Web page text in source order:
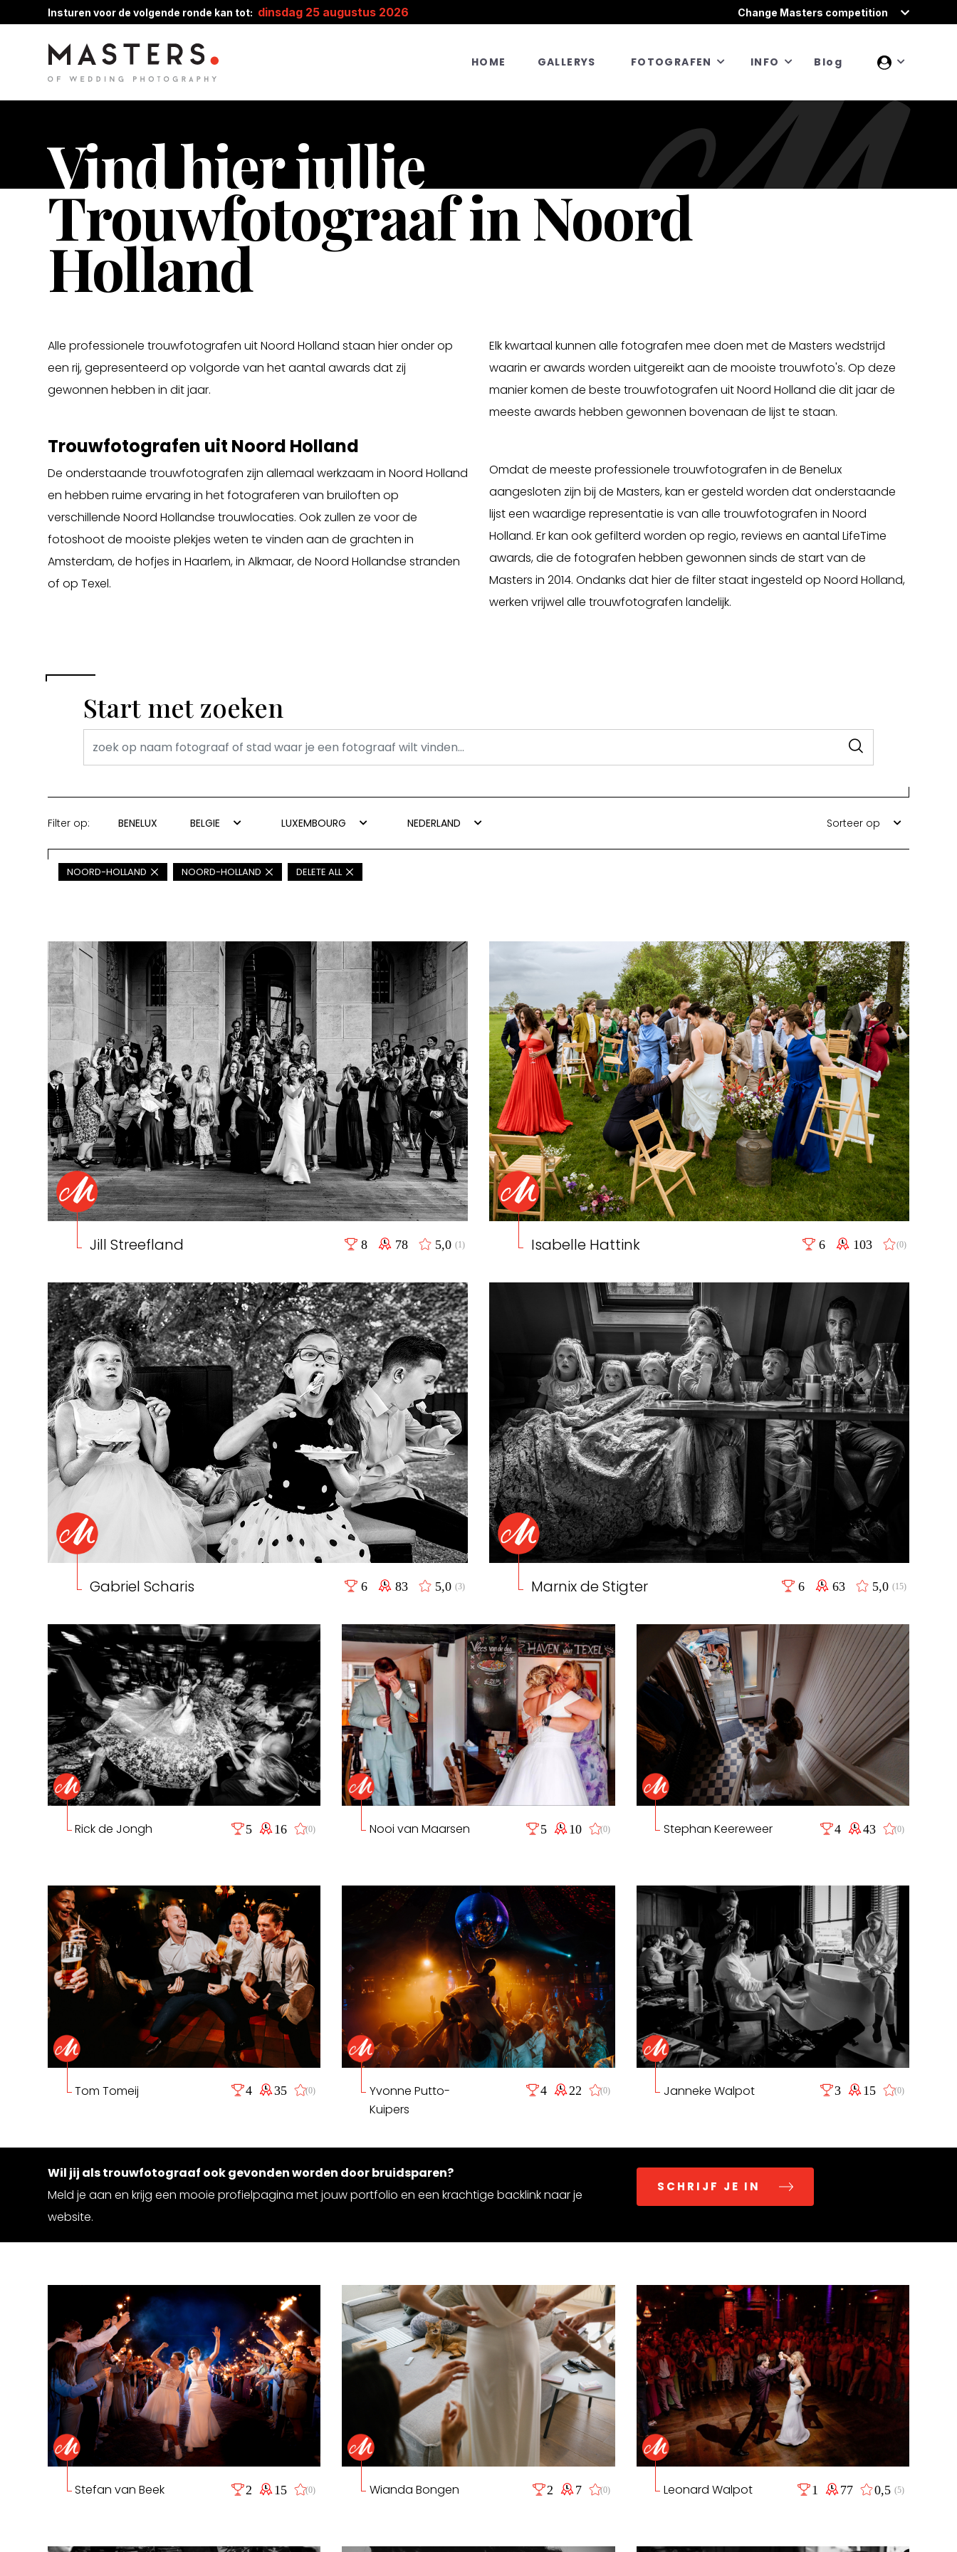
Insturen voor de volgende ronde kan tot: dinsdag 25 augustus 2026 Change Masters competition
HOME GALLERYS FOTOGRAFEN INFO Blog
Vind hier jullie
Trouwfotograaf in Noord
Holland
Alle professionele trouwfotografen uit Noord Holland staan hier onder op
een rij, gepresenteerd op volgorde van het aantal awards dat zij
gewonnen hebben in dit jaar.
Trouwfotografen uit Noord Holland
De onderstaande trouwfotografen zijn allemaal werkzaam in Noord Holland
en hebben ruime ervaring in het fotograferen van bruiloften op
verschillende Noord Hollandse trouwlocaties. Ook zullen ze voor de
fotoshoot de mooiste plekjes weten te vinden aan de grachten in
Amsterdam, de hofjes in Haarlem, in Alkmaar, de Noord Hollandse stranden
of op Texel.
Elk kwartaal kunnen alle fotografen mee doen met de Masters wedstrijd
waarin er awards worden uitgereikt aan de mooiste trouwfoto's. Op deze
manier komen de beste trouwfotografen uit Noord Holland die dit jaar de
meeste awards hebben gewonnen bovenaan de lijst te staan.
Omdat de meeste professionele trouwfotografen in de Benelux
aangesloten zijn bij de Masters, kan er gesteld worden dat onderstaande
lijst een waardige representatie is van alle trouwfotografen in Noord
Holland. Er kan ook gefilterd worden op regio, reviews en aantal LifeTime
awards, die de fotografen hebben gewonnen sinds de start van de
Masters in 2014. Ondanks dat hier de filter staat ingesteld op Noord Holland,
werken vrijwel alle trouwfotografen landelijk.
Start met zoeken
Filter op: BENELUX BELGIE LUXEMBOURG NEDERLAND Sorteer op
NOORD-HOLLAND NOORD-HOLLAND DELETE ALL
Jill Streefland 8 78 5,0(1) Isabelle Hattink 6 103 (0)
Gabriel Scharis 6 83 5,0(3) Marnix de Stigter 6 63 5,0(15)
Rick de Jongh 5 16 (0) Nooi van Maarsen 5 10 (0) Stephan Keereweer 4 43 (0)
Tom Tomeij 4 35 (0)
Yvonne Putto-
Kuipers
4 22 (0) Janneke Walpot 3 15 (0)
Wil jij als trouwfotograaf ook gevonden worden door bruidsparen?
Meld je aan en krijg een mooie profielpagina met jouw portfolio en een krachtige backlink naar je
website.
SCHRIJF JE IN
Stefan van Beek 2 15 (0) Wianda Bongen 2 7 (0) Leonard Walpot 1 77 0,5(5)